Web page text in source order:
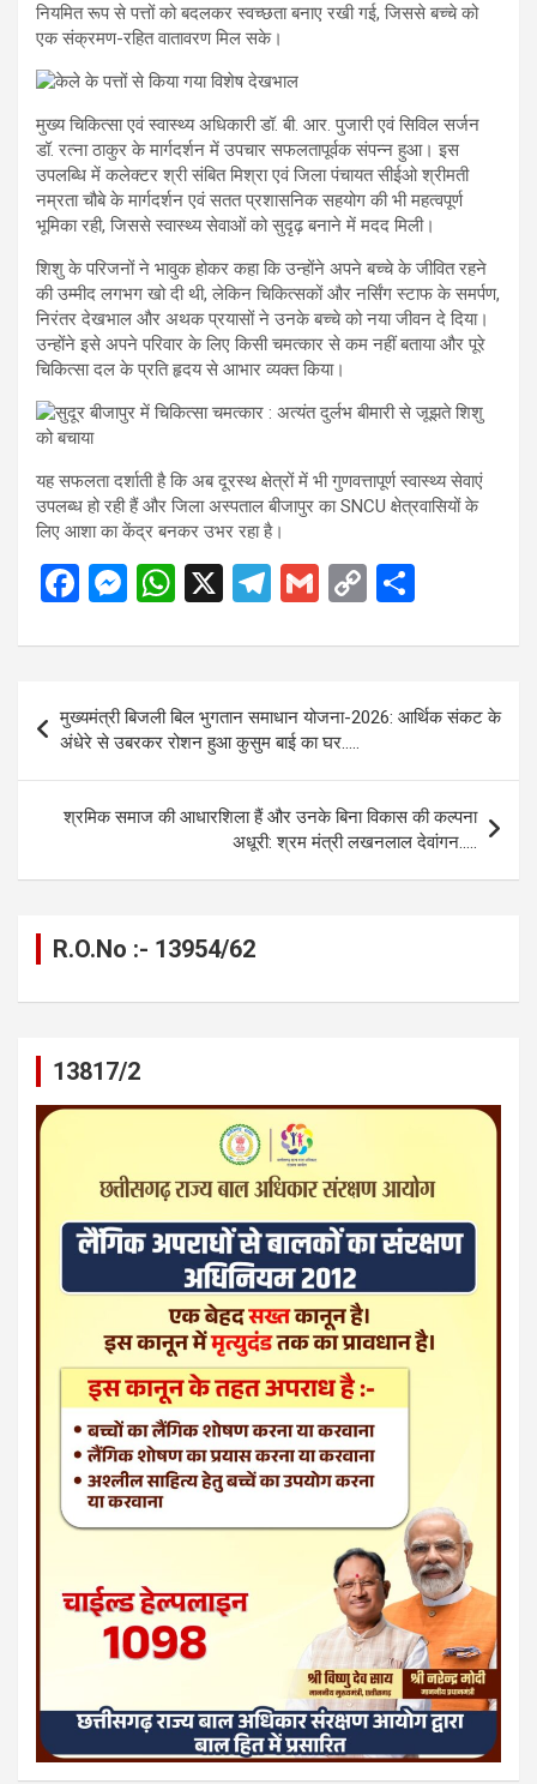
नियमित रूप से पत्तों को बदलकर स्वच्छता बनाए रखी गई, जिससे बच्चे को
एक संक्रमण-रहित वातावरण मिल सके।
मुख्य चिकित्सा एवं स्वास्थ्य अधिकारी डॉ. बी. आर. पुजारी एवं सिविल सर्जन
डॉ. रत्ना ठाकुर के मार्गदर्शन में उपचार सफलतापूर्वक संपन्न हुआ। इस
उपलब्धि में कलेक्टर श्री संबित मिश्रा एवं जिला पंचायत सीईओ श्रीमती
नम्रता चौबे के मार्गदर्शन एवं सतत प्रशासनिक सहयोग की भी महत्वपूर्ण
भूमिका रही, जिससे स्वास्थ्य सेवाओं को सुदृढ़ बनाने में मदद मिली।
शिशु के परिजनों ने भावुक होकर कहा कि उन्होंने अपने बच्चे के जीवित रहने
की उम्मीद लगभग खो दी थी, लेकिन चिकित्सकों और नर्सिंग स्टाफ के समर्पण,
निरंतर देखभाल और अथक प्रयासों ने उनके बच्चे को नया जीवन दे दिया।
उन्होंने इसे अपने परिवार के लिए किसी चमत्कार से कम नहीं बताया और पूरे
चिकित्सा दल के प्रति हृदय से आभार व्यक्त किया।
यह सफलता दर्शाती है कि अब दूरस्थ क्षेत्रों में भी गुणवत्तापूर्ण स्वास्थ्य सेवाएं
उपलब्ध हो रही हैं और जिला अस्पताल बीजापुर का SNCU क्षेत्रवासियों के
लिए आशा का केंद्र बनकर उभर रहा है।
F
ce
b
o
o
k
M
se
n
g
er
W
at
s
A
p
p
X
T
e
a
m
G
ail
C
py
Li
n
k
ar
e
navigation
मुख्यमंत्री बिजली बिल भुगतान समाधान योजना-2026: आर्थिक संकट के
अंधेरे से उबरकर रोशन हुआ कुसुम बाई का घर…..
श्रमिक समाज की आधारशिला हैं और उनके बिना विकास की कल्पना
अधूरी: श्रम मंत्री लखनलाल देवांगन…..
R.O.No :- 13954/62
13817/2